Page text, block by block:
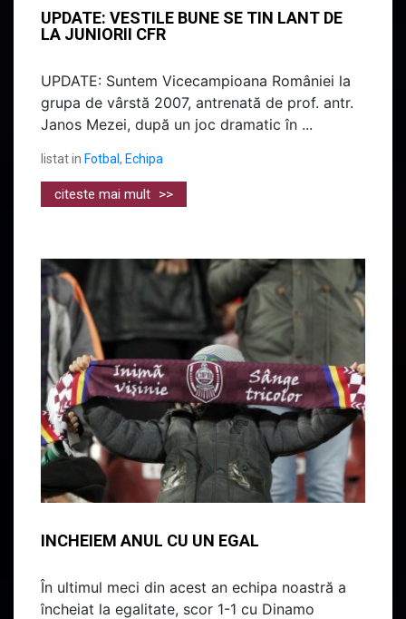
UPDATE: VESTILE BUNE SE TIN LANT DE
LA JUNIORII CFR
UPDATE: Suntem Vicecampioana României la
grupa de vârstă 2007, antrenată de prof. antr.
Janos Mezei, după un joc dramatic în ...
listat in Fotbal , Echipa
citeste mai mult >>
INCHEIEM ANUL CU UN EGAL
În ultimul meci din acest an echipa noastră a
încheiat la egalitate, scor 1-1 cu Dinamo